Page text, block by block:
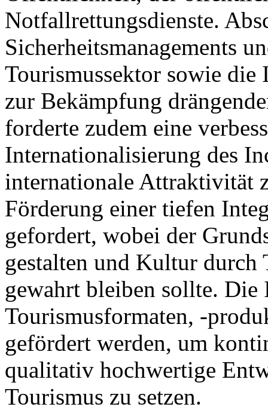
Notfallrettungsdienste.
Sicherheitsmanagements
Tourismussektor sowie
zur Bekämpfung
forderte zudem eine
Internationalisierung des
internationale Attraktivität
Förderung einer tiefen
gefordert, wobei der
gestalten und Kultur durch
gewahrt bleiben sollte.
Tourismusformaten, -
gefördert werden, um
qualitativ hochwertige
Tourismus zu setzen.